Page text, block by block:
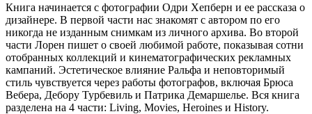
Книга начинается с фотографии Одри Хепберн и ее рассказа о
дизайнере. В первой части нас знакомят с автором по его
никогда не изданным снимкам из личного архива. Во второй
части Лорен пишет о своей любимой работе, показывая сотни
отобранных коллекций и кинематографических рекламных
кампаний. Эстетическое влияние Ральфа и неповторимый
стиль чувствуется через работы фотографов, включая Брюса
Вебера, Дебору Турбевиль и Патрика Демаршелье. Вся книга
разделена на 4 части: Living, Movies, Heroines и History.